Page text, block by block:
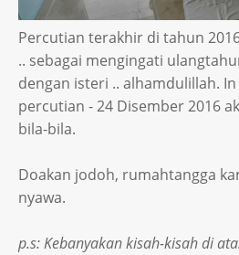
Percutian terakhir di tahun
.. sebagai mengingati
dengan isteri .. alhamdulillah.
percutian - 24 Disember 2016
bila-bila.
Doakan jodoh, rumahtangga
nyawa.
p.s: Kebanyakan kisah-kisah di